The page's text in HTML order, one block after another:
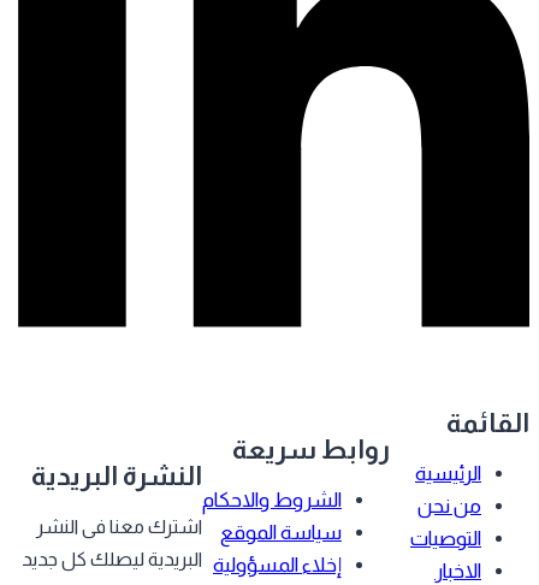
الرئيسية
من نحن
التوصيات
الاخبار
روابط سريعة
الشروط والاحكام
سياسة الموقع
إخلاء المسؤولية
النشرة البريدية
اشترك معنا فى النشر
البريدية ليصلك كل جديد